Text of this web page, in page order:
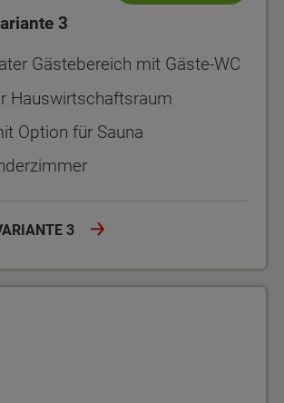
3
Gästebereich mit Gäste-WC
Hauswirtschaftsraum
Option für Sauna
3